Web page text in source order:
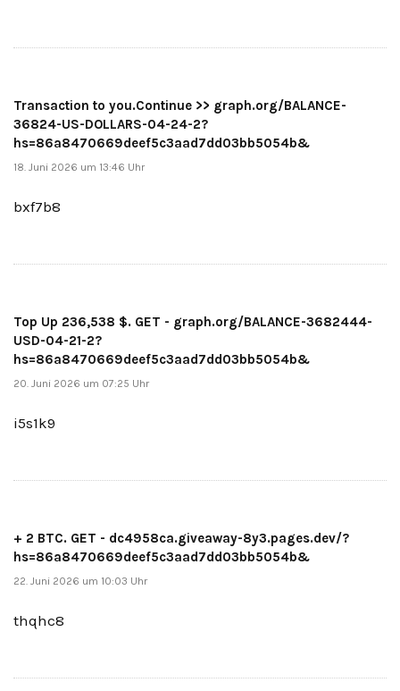
Transaction to you.Continue >> graph.org/BALANCE-
36824-US-DOLLARS-04-24-2?
hs=86a8470669deef5c3aad7dd03bb5054b&
18. Juni 2026 um 13:46 Uhr
bxf7b8
Top Up 236,538 $. GET - graph.org/BALANCE-3682444-
USD-04-21-2?
hs=86a8470669deef5c3aad7dd03bb5054b&
20. Juni 2026 um 07:25 Uhr
i5s1k9
+ 2 BTC. GET - dc4958ca.giveaway-8y3.pages.dev/?
hs=86a8470669deef5c3aad7dd03bb5054b&
22. Juni 2026 um 10:03 Uhr
thqhc8